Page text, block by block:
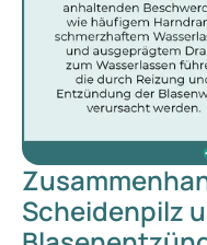
Scheidenpilz